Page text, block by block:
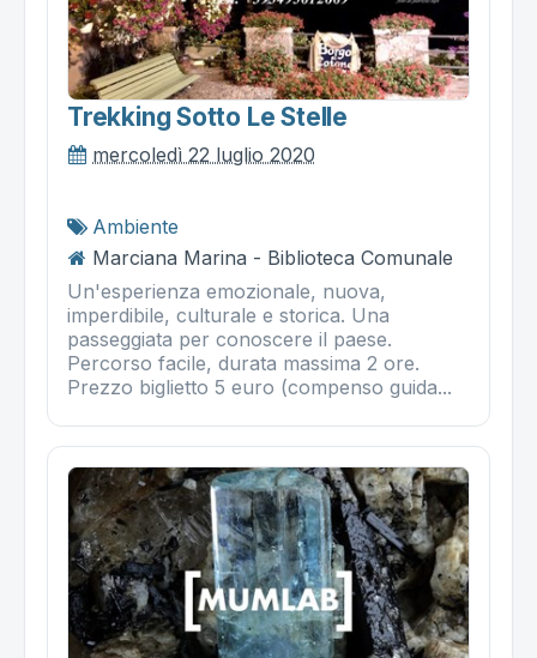
Trekking Sotto Le Stelle
mercoledì 22 luglio 2020
Ambiente
Marciana Marina - Biblioteca Comunale
Un'esperienza emozionale, nuova,
imperdibile, culturale e storica. Una
passeggiata per conoscere il paese.
Percorso facile, durata massima 2 ore.
Prezzo biglietto 5 euro (compenso guida...